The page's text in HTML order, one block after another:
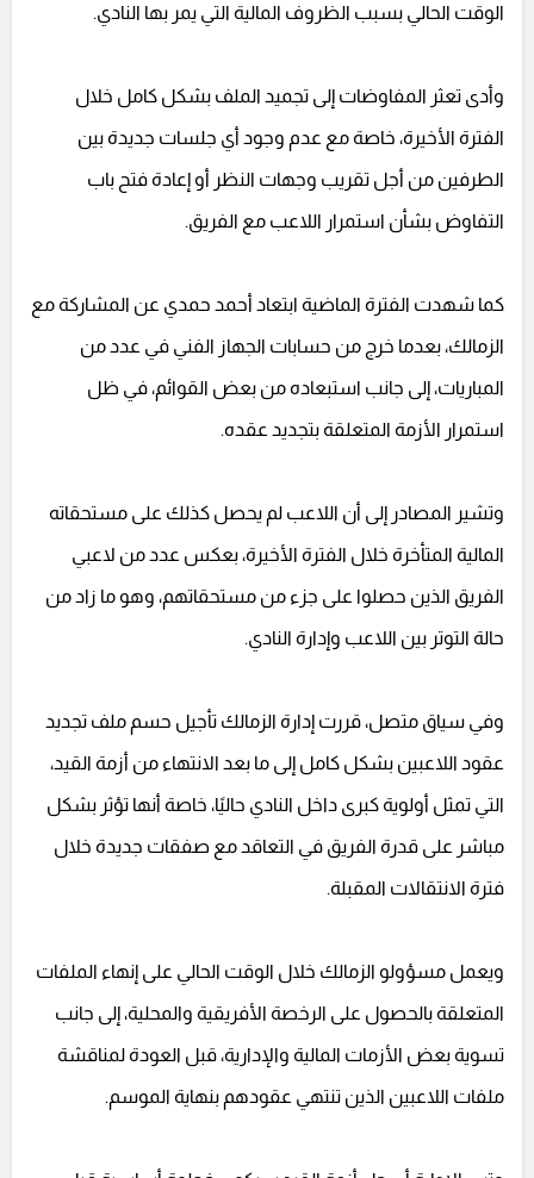
الوقت الحالي بسبب الظروف المالية التي يمر بها النادي.
وأدى تعثر المفاوضات إلى تجميد الملف بشكل كامل خلال
الفترة الأخيرة، خاصة مع عدم وجود أي جلسات جديدة بين
الطرفين من أجل تقريب وجهات النظر أو إعادة فتح باب
التفاوض بشأن استمرار اللاعب مع الفريق.
كما شهدت الفترة الماضية ابتعاد أحمد حمدي عن المشاركة مع
الزمالك، بعدما خرج من حسابات الجهاز الفني في عدد من
المباريات، إلى جانب استبعاده من بعض القوائم، في ظل
استمرار الأزمة المتعلقة بتجديد عقده.
وتشير المصادر إلى أن اللاعب لم يحصل كذلك على مستحقاته
المالية المتأخرة خلال الفترة الأخيرة، بعكس عدد من لاعبي
الفريق الذين حصلوا على جزء من مستحقاتهم، وهو ما زاد من
حالة التوتر بين اللاعب وإدارة النادي.
وفي سياق متصل، قررت إدارة الزمالك تأجيل حسم ملف تجديد
عقود اللاعبين بشكل كامل إلى ما بعد الانتهاء من أزمة القيد،
التي تمثل أولوية كبرى داخل النادي حاليًا، خاصة أنها تؤثر بشكل
مباشر على قدرة الفريق في التعاقد مع صفقات جديدة خلال
فترة الانتقالات المقبلة.
ويعمل مسؤولو الزمالك خلال الوقت الحالي على إنهاء الملفات
المتعلقة بالحصول على الرخصة الأفريقية والمحلية، إلى جانب
تسوية بعض الأزمات المالية والإدارية، قبل العودة لمناقشة
ملفات اللاعبين الذين تنتهي عقودهم بنهاية الموسم.